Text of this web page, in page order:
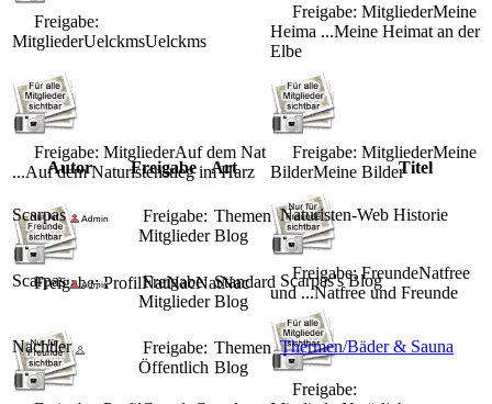
Freigabe:
MitgliederUelckmsUelckms
Freigabe: MitgliederMeine
Heima ...Meine Heimat an der
Elbe
Freigabe: MitgliederAuf dem Nat
...Auf dem Naturistenstieg im Harz
Freigabe: MitgliederMeine
BilderMeine Bilder
Freigabe: ProfilNatNacNatNac
Freigabe: FreundeNatfree
und ...Natfree und Freunde
Freigabe:
Autor Freigabe Art Titel
Scarpas
Freigabe:
Mitglieder
Themen
Blog
Naturisten-Web Historie
Scarpas
Freigabe:
Mitglieder
Standard
Blog
Scarpas's Blog
Nachtler
Freigabe:
Öffentlich
Themen
Blog
Thermen/Bäder & Sauna